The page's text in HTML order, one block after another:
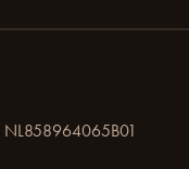
NL858964065B01